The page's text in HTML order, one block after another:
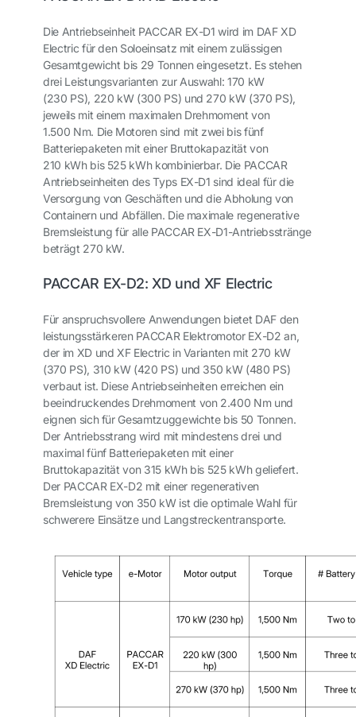
Die Antriebseinheit PACCAR EX-D1 wird im DAF XD
Electric für den Soloeinsatz mit einem zulässigen
Gesamtgewicht bis 29 Tonnen eingesetzt. Es stehen
drei Leistungsvarianten zur Auswahl: 170 kW
(230 PS), 220 kW (300 PS) und 270 kW (370 PS),
jeweils mit einem maximalen Drehmoment von
1.500 Nm. Die Motoren sind mit zwei bis fünf
Batteriepaketen mit einer Bruttokapazität von
210 kWh bis 525 kWh kombinierbar. Die PACCAR
Antriebseinheiten des Typs EX-D1 sind ideal für die
Versorgung von Geschäften und die Abholung von
Containern und Abfällen. Die maximale regenerative
Bremsleistung für alle PACCAR EX-D1-Antriebsstränge
beträgt 270 kW.
PACCAR EX-D2: XD und XF Electric
Für anspruchsvollere Anwendungen bietet DAF den
leistungsstärkeren PACCAR Elektromotor EX-D2 an,
der im XD und XF Electric in Varianten mit 270 kW
(370 PS), 310 kW (420 PS) und 350 kW (480 PS)
verbaut ist. Diese Antriebseinheiten erreichen ein
beeindruckendes Drehmoment von 2.400 Nm und
eignen sich für Gesamtzuggewichte bis 50 Tonnen.
Der Antriebsstrang wird mit mindestens drei und
maximal fünf Batteriepaketen mit einer
Bruttokapazität von 315 kWh bis 525 kWh geliefert.
Der PACCAR EX-D2 mit einer regenerativen
Bremsleistung von 350 kW ist die optimale Wahl für
schwerere Einsätze und Langstreckentransporte.